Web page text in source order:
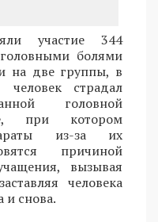
участие 344
болями
на две группы, в
страдал
головной
при котором
из-за их
причиной
вызывая
человека
и снова.